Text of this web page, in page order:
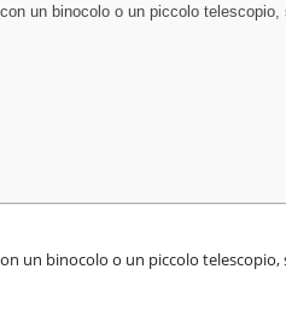
un binocolo o un piccolo
un binocolo o un piccolo telescopio,